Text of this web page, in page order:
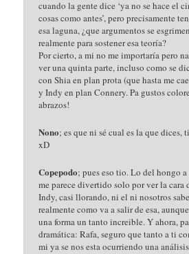
cuando la gente dice ‘ya no se hace el
cosas como antes’, pero precisamente
esa laguna, ¿que argumentos se esgrimen
realmente para sostener esa teoría?
Por cierto, a mi no me importaría pero
ver una quinta parte, incluso como se
con Shia en plan prota (que hasta me
y Indy en plan Connery. Pa gustos
abrazos!
Nono; es que ni sé cual es la que dices,
xD
Copepodo; pues eso tio. Lo del hongo a
me parece divertido solo por ver la cara
Indy, casi llorando, ni el ni nosotros
realmente como va a salir de esa,
una forma un tanto increible. Y ahora,
dramática: Rafa, seguro que tanto a ti
mi ya se nos esta ocurriendo una análisis